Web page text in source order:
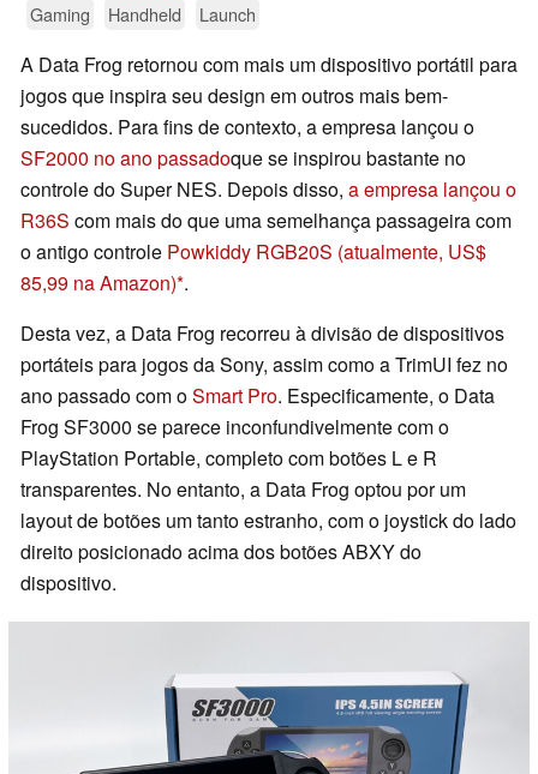
Gaming Handheld Launch
A Data Frog retornou com mais um dispositivo portátil para
jogos que inspira seu design em outros mais bem-
sucedidos. Para fins de contexto, a empresa lançou o
SF2000 no ano passadoque se inspirou bastante no
controle do Super NES. Depois disso, a empresa lançou o
R36S com mais do que uma semelhança passageira com
o antigo controle Powkiddy RGB20S (atualmente, US$
85,99 na Amazon) .
Desta vez, a Data Frog recorreu à divisão de dispositivos
portáteis para jogos da Sony, assim como a TrimUI fez no
ano passado com oSmart Pro. Especificamente, o Data
Frog SF3000 se parece inconfundivelmente com o
PlayStation Portable, completo com botões L e R
transparentes. No entanto, a Data Frog optou por um
layout de botões um tanto estranho, com o joystick do lado
direito posicionado acima dos botões ABXY do
dispositivo.